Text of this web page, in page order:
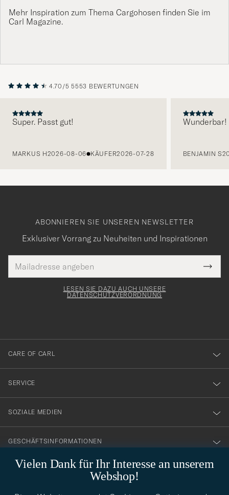
Mehr Inspiration zum Thema Cargohosen finden Sie im
Carl Magazine.
4.70/5 5553 BEWERTUNGEN
Super. Passt gut!
MARKUS H2026-08-06 KÄUFER2026-07-28
Wunderbar!
BENJAMIN S
Vielen Dank für Ihr Interesse an unserem
Webshop!
ABONNIEREN SIE UNSEREN NEWSLETTER
Exklusiver Vorrang zu Neuheiten und Inspirationen
Mail
Adresse
Tack
för
dig
till
vårt
nyhetsbrev!
LESEN SIE DAZU AUCH UNSERE
DATENSCHUTZVERORDNUNG
CARE OF CARL
SERVICE
SOZIALE MEDIEN
GESCHÄFTSINFORMATIONEN